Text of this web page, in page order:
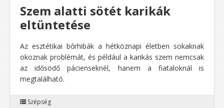
Szem alatti sötét karikák
eltüntetése
Az esztétikai bőrhibák a hétköznapi életben sokaknak
okoznak problémát, és például a karikás szem nemcsak
az idősödő pácienseknél, hanem a fiataloknál is
megtalálható.
Szépség